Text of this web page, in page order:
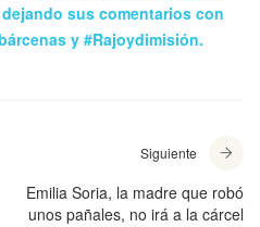
sus comentarios con
y #Rajoydimisión.
Siguiente
Emilia Soria, la madre que robó
unos pañales, no irá a la cárcel